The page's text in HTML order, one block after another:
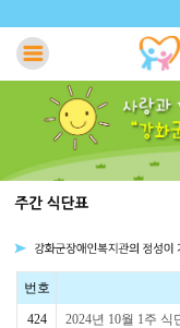
번호
424 2024년 10월 1주 식